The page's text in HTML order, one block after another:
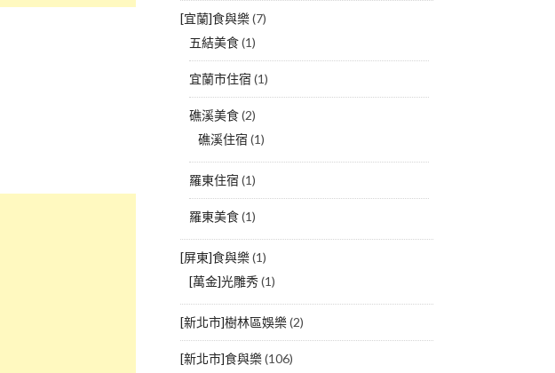
[宜蘭]食與樂(7)
五結美食(1)
宜蘭市住宿 (1)
礁溪美食(2)
礁溪住宿 (1)
羅東住宿 (1)
羅東美食(1)
[屏東]食與樂(1)
[萬金]光雕秀(1)
[新北市]樹林區娛樂(2)
[新北市]食與樂(106)